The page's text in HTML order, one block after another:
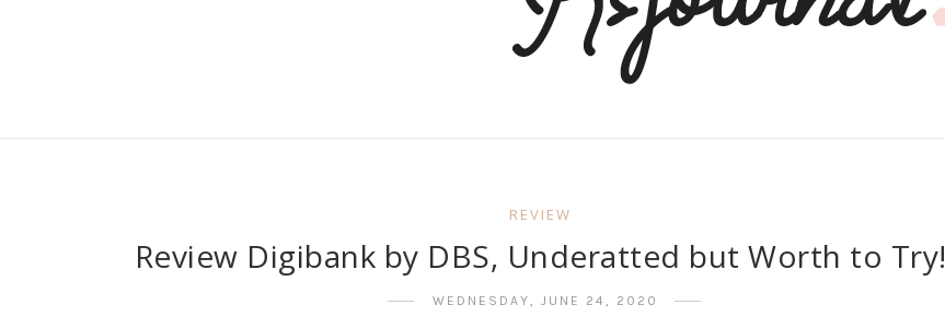
REVIEW
Review Digibank by DBS, Underatted but Worth to Try!
WEDNESDAY, JUNE 24, 2020